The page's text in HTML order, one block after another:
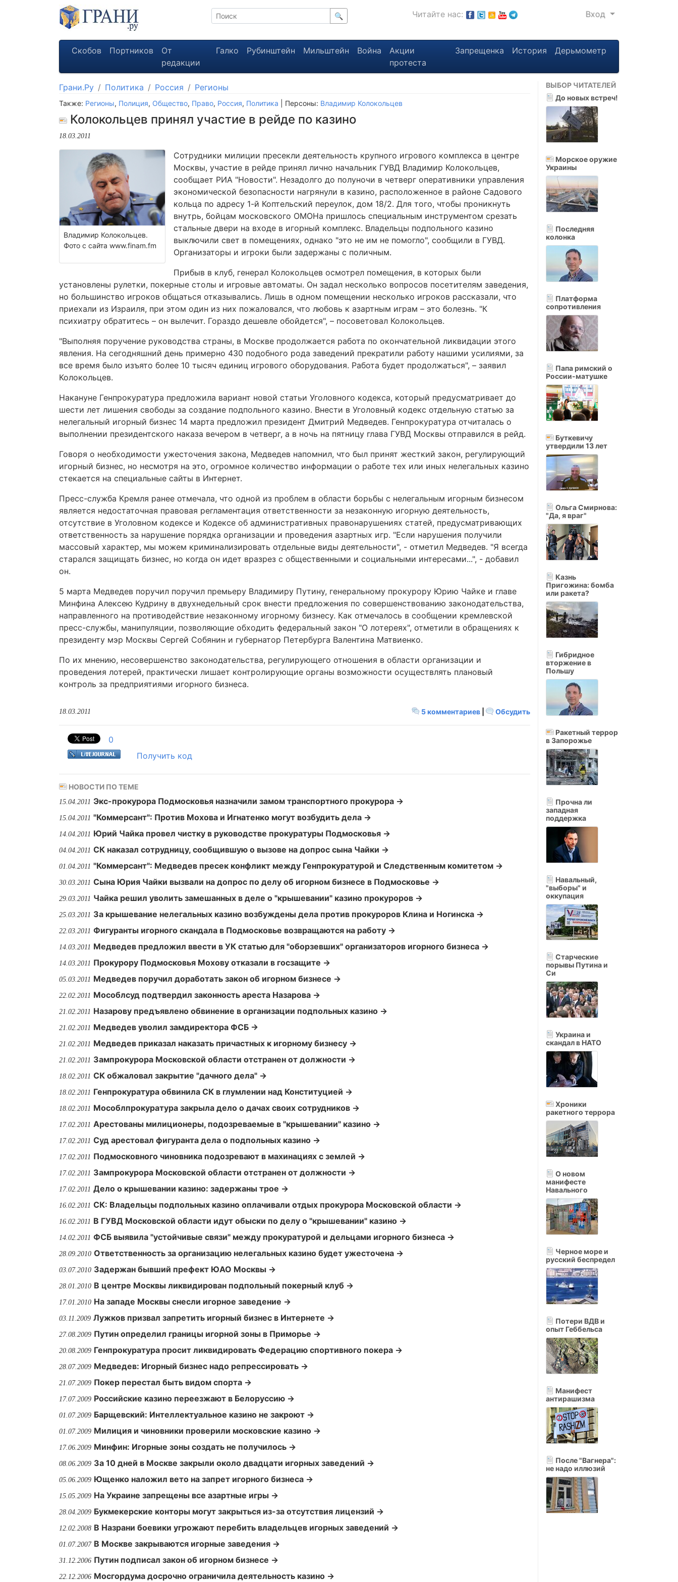
🔍 Читайте нас: Вход
Скобов Портников
От
редакции
Галко Рубинштейн Мильштейн Война
Акции
протеста
Запрещенка История Дерьмометр
Грани.Ру Политика Россия Регионы
Также: Регионы, Полиция, Общество, Право, Россия, Политика | Персоны: Владимир Колокольцев
Колокольцев принял участие в рейде по казино
18.03.2011
Владимир Колокольцев.
Фото с сайта www.finam.fm
Сотрудники милиции пресекли деятельность крупного игрового комплекса в центре
Москвы, участие в рейде принял лично начальник ГУВД Владимир Колокольцев,
сообщает РИА "Новости". Незадолго до полуночи в четверг оперативники управления
экономической безопасности нагрянули в казино, расположенное в районе Садового
кольца по адресу 1-й Коптельский переулок, дом 18/2. Для того, чтобы проникнуть
внутрь, бойцам московского ОМОНа пришлось специальным инструментом срезать
стальные двери на входе в игорный комплекс. Владельцы подпольного казино
выключили свет в помещениях, однако "это не им не помогло", сообщили в ГУВД.
Организаторы и игроки были задержаны с поличным.
Прибыв в клуб, генерал Колокольцев осмотрел помещения, в которых были
установлены рулетки, покерные столы и игровые автоматы. Он задал несколько вопросов посетителям заведения,
но большинство игроков общаться отказывались. Лишь в одном помещении несколько игроков рассказали, что
приехали из Израиля, при этом один из них пожаловался, что любовь к азартным играм – это болезнь. "К
психиатру обратитесь – он вылечит. Гораздо дешевле обойдется", – посоветовал Колокольцев.
"Выполняя поручение руководства страны, в Москве продолжается работа по окончательной ликвидации этого
явления. На сегодняшний день примерно 430 подобного рода заведений прекратили работу нашими усилиями, за
все время было изъято более 10 тысяч единиц игрового оборудования. Работа будет продолжаться", – заявил
Колокольцев.
Накануне Генпрокуратура предложила вариант новой статьи Уголовного кодекса, который предусматривает до
шести лет лишения свободы за создание подпольного казино. Внести в Уголовный кодекс отдельную статью за
нелегальный игорный бизнес 14 марта предложил президент Дмитрий Медведев. Генпрокуратура отчиталась о
выполнении президентского наказа вечером в четверг, а в ночь на пятницу глава ГУВД Москвы отправился в рейд.
Говоря о необходимости ужесточения закона, Медведев напомнил, что был принят жесткий закон, регулирующий
игорный бизнес, но несмотря на это, огромное количество информации о работе тех или иных нелегальных казино
стекается на специальные сайты в Интернет.
Пресс-служба Кремля ранее отмечала, что одной из проблем в области борьбы с нелегальным игорным бизнесом
является недостаточная правовая регламентация ответственности за незаконную игорную деятельность,
отсутствие в Уголовном кодексе и Кодексе об административных правонарушениях статей, предусматривающих
ответственность за нарушение порядка организации и проведения азартных игр. "Если нарушения получили
массовый характер, мы можем криминализировать отдельные виды деятельности", - отметил Медведев. "Я всегда
старался защищать бизнес, но когда он идет вразрез с общественными и социальными интересами...", - добавил
он.
5 марта Медведев поручил поручил премьеру Владимиру Путину, генеральному прокурору Юрию Чайке и главе
Минфина Алексею Кудрину в двухнедельный срок внести предложения по совершенствованию законодательства,
направленного на противодействие незаконному игорному бизнесу. Как отмечалось в сообщении кремлевской
пресс-службы, манипуляции, позволяющие обходить федеральный закон "О лотереях", отметили в обращениях к
президенту мэр Москвы Сергей Собянин и губернатор Петербурга Валентина Матвиенко.
По их мнению, несовершенство законодательства, регулирующего отношения в области организации и
проведения лотерей, практически лишает контролирующие органы возможности осуществлять плановый
контроль за предприятиями игорного бизнеса.
5 комментариев Обсудить
18.03.2011
0
Получить код
НОВОСТИ ПО ТЕМЕ
15.04.2011 Экс-прокурора Подмосковья назначили замом транспортного прокурора →
15.04.2011 "Коммерсант": Против Мохова и Игнатенко могут возбудить дела →
14.04.2011 Юрий Чайка провел чистку в руководстве прокуратуры Подмосковья →
04.04.2011 СК наказал сотрудницу, сообщившую о вызове на допрос сына Чайки →
01.04.2011 "Коммерсант": Медведев пресек конфликт между Генпрокуратурой и Следственным комитетом →
30.03.2011 Сына Юрия Чайки вызвали на допрос по делу об игорном бизнесе в Подмосковье →
29.03.2011 Чайка решил уволить замешанных в деле о "крышевании" казино прокуроров →
25.03.2011 За крышевание нелегальных казино возбуждены дела против прокуроров Клина и Ногинска →
22.03.2011 Фигуранты игорного скандала в Подмосковье возвращаются на работу →
14.03.2011 Медведев предложил ввести в УК статью для "оборзевших" организаторов игорного бизнеса →
14.03.2011 Прокурору Подмосковья Мохову отказали в госзащите →
05.03.2011 Медведев поручил доработать закон об игорном бизнесе →
22.02.2011 Мособлсуд подтвердил законность ареста Назарова →
21.02.2011 Назарову предъявлено обвинение в организации подпольных казино →
21.02.2011 Медведев уволил замдиректора ФСБ →
21.02.2011 Медведев приказал наказать причастных к игорному бизнесу →
21.02.2011 Зампрокурора Московской области отстранен от должности →
18.02.2011 СК обжаловал закрытие "дачного дела" →
18.02.2011 Генпрокуратура обвинила СК в глумлении над Конституцией →
18.02.2011 Мособлпрокуратура закрыла дело о дачах своих сотрудников →
17.02.2011 Арестованы милиционеры, подозреваемые в "крышевании" казино →
17.02.2011 Суд арестовал фигуранта дела о подпольных казино →
17.02.2011 Подмосковного чиновника подозревают в махинациях с землей →
17.02.2011 Зампрокурора Московской области отстранен от должности →
17.02.2011 Дело о крышевании казино: задержаны трое →
16.02.2011 СК: Владельцы подпольных казино оплачивали отдых прокурора Московской области →
16.02.2011 В ГУВД Московской области идут обыски по делу о "крышевании" казино →
14.02.2011 ФСБ выявила "устойчивые связи" между прокуратурой и дельцами игорного бизнеса →
28.09.2010 Ответственность за организацию нелегальных казино будет ужесточена →
03.07.2010 Задержан бывший префект ЮАО Москвы →
28.01.2010 В центре Москвы ликвидирован подпольный покерный клуб →
17.01.2010 На западе Москвы снесли игорное заведение →
03.11.2009 Лужков призвал запретить игорный бизнес в Интернете →
27.08.2009 Путин определил границы игорной зоны в Приморье →
20.08.2009 Генпрокуратура просит ликвидировать Федерацию спортивного покера →
28.07.2009 Медведев: Игорный бизнес надо репрессировать →
21.07.2009 Покер перестал быть видом спорта →
17.07.2009 Российские казино переезжают в Белоруссию →
01.07.2009 Барщевский: Интеллектуальное казино не закроют →
01.07.2009 Милиция и чиновники проверили московские казино →
17.06.2009 Минфин: Игорные зоны создать не получилось →
08.06.2009 За 10 дней в Москве закрыли около двадцати игорных заведений →
05.06.2009 Ющенко наложил вето на запрет игорного бизнеса →
15.05.2009 На Украине запрещены все азартные игры →
28.04.2009 Букмекерские конторы могут закрыться из-за отсутствия лицензий →
12.02.2008 В Назрани боевики угрожают перебить владельцев игорных заведений →
01.07.2007 В Москве закрываются игорные заведения →
31.12.2006 Путин подписал закон об игорном бизнесе →
22.12.2006 Мосгордума досрочно ограничила деятельность казино →
ВЫБОР ЧИТАТЕЛЕЙ
До новых встреч!
Морское оружие
Украины
Последняя
колонка
Платформа
сопротивления
Папа римский о
России-матушке
Буткевичу
утвердили 13 лет
Ольга Смирнова:
"Да, я враг"
Казнь
Пригожина: бомба
или ракета?
Гибридное
вторжение в
Польшу
Ракетный террор
в Запорожье
Прочна ли
западная
поддержка
Навальный,
"выборы" и
оккупация
Старческие
порывы Путина и
Си
Украина и
скандал в НАТО
Хроники
ракетного террора
О новом
манифесте
Навального
Черное море и
русский беспредел
Потери ВДВ и
опыт Геббельса
Манифест
антирашизма
После "Вагнера":
не надо иллюзий